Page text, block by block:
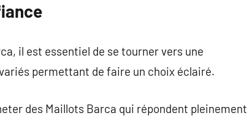
il est essentiel de se tourner vers une
permettant de faire un choix éclairé.
des Maillots Barca qui répondent pleinement